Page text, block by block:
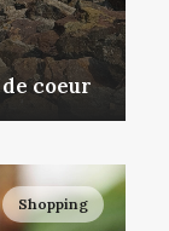
coeur
Shopping